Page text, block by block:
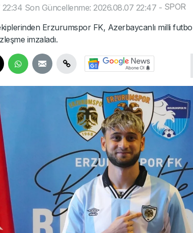
22:34 Son Güncellenme: 2026.08.07 22:47 - SPOR
Erzurumspor FK, Azerbaycanlı milli
imzaladı.